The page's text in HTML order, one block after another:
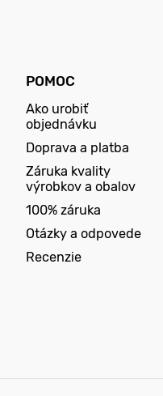
POMOC
Ako urobiť
objednávku
Doprava a platba
Záruka kvality
výrobkov a obalov
100% záruka
Otázky a odpovede
Recenzie